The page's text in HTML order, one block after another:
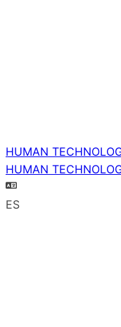
HUMAN
HUMAN
ES